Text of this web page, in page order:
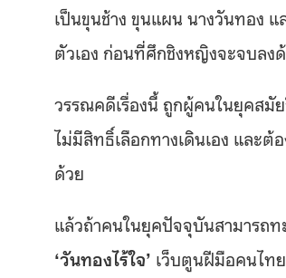
เป็นขุนช้าง ขุนแผน นางวันทอง
ตัวเอง ก่อนที่ศึกชิงหญิงจะจบลง
วรรณคดีเรื่องนี้ ถูกผู้คนในยุคสมั
ไม่มีสิทธิ์เลือกทางเดินเอง และต้
ด้วย
แล้วถ้าคนในยุคปัจจุบันสามารถท
‘วันทองไร้ใจ’ เว็บตูนฝีมือคนไท